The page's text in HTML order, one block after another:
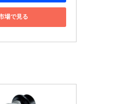
場で見る